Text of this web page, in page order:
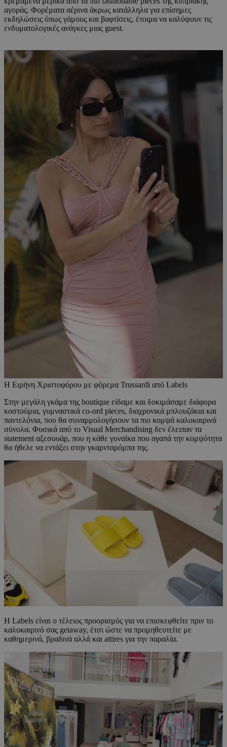
αγοράς. Φορέματα αέρινα άκρως κατάλληλα για επίσημες
εκδηλώσεις όπως γάμους και βαφτίσεις, έτοιμα να καλύψουν τις
ενδυματολογικές ανάγκες μιας guest.
Η Ειρήνη Χριστοφόρου με φόρεμα Trussardi από Labels
Στην μεγάλη γκάμα της boutique είδαμε και δοκιμάσαμε διάφορα
κοστούμια, γυμναστικά co-ord pieces, διαχρονικά μπλουζάκια και
παντελόνια, που θα συναρμολογήσουν τα πιο κομψά καλοκαιρινά
σύνολα. Φυσικά από το Visual Merchandising δεν έλειπαν τα
statement αξεσουάρ, που η κάθε γυναίκα που αγαπά την κομψότητα
θα ήθελε να εντάξει στην γκαρνταρόμπα της.
Η Labels είναι ο τέλειος προορισμός για να επισκεφθείτε πριν το
καλοκαιρινό σας getaway, έτσι ώστε να προμηθευτείτε με
καθημερινά, βραδινά αλλά και attires για την παραλία.